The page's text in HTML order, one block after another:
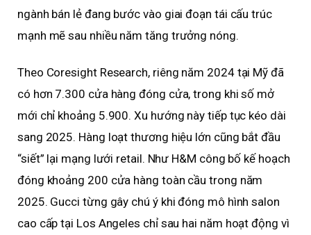
ngành bán lẻ đang bước vào giai đoạn tái cấu trúc
mạnh mẽ sau nhiều năm tăng trưởng nóng.
Theo Coresight Research, riêng năm 2024 tại Mỹ đã
có hơn 7.300 cửa hàng đóng cửa, trong khi số mở
mới chỉ khoảng 5.900. Xu hướng này tiếp tục kéo dài
sang 2025. Hàng loạt thương hiệu lớn cũng bắt đầu
“siết” lại mạng lưới retail. Như H&M công bố kế hoạch
đóng khoảng 200 cửa hàng toàn cầu trong năm
2025. Gucci từng gây chú ý khi đóng mô hình salon
cao cấp tại Los Angeles chỉ sau hai năm hoạt động vì